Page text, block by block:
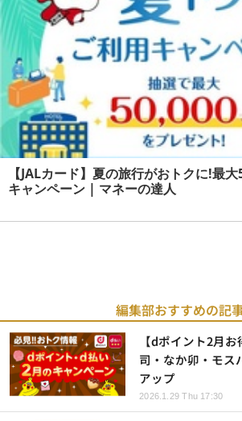
【JALカード】夏の旅行がおトクに!最
キャンペーン | マネーの達人
編集部おすすめの記
【dポイント2月
司・なか卯・モス
アップ
2026.1.29 Thu 17:30